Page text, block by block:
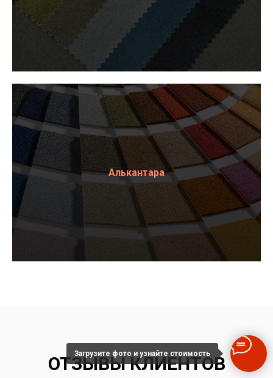
Алькантара
ОТЗЫВЫ КЛИЕНТОВ
Загрузите фото и узнайте стоимость